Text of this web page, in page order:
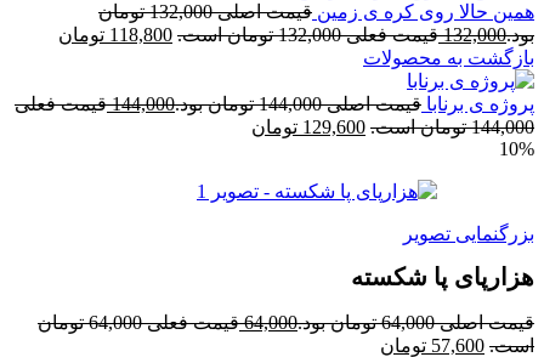
همین حالا روی کره ی زمین
قیمت اصلی 132,000 تومان
بود.132,000 قیمت فعلی 132,000 تومان است. 118,800 تومان
بازگشت به محصولات
پروژه ی برنابا قیمت اصلی 144,000 تومان بود. 144,000 قیمت فعلی
144,000 تومان است.
129,600 تومان
10%
بزرگنمایی تصویر
هزارپای پا شکسته
قیمت اصلی 64,000 تومان بود. 64,000
قیمت فعلی 64,000 تومان
است. 57,600 تومان